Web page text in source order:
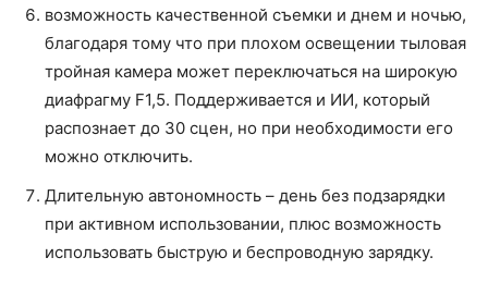
возможность качественной съемки и днем и ночью,
благодаря тому что при плохом освещении тыловая
тройная камера может переключаться на широкую
диафрагму F1,5. Поддерживается и ИИ, который
распознает до 30 сцен, но при необходимости его
можно отключить.
Длительную автономность – день без подзарядки
при активном использовании, плюс возможность
использовать быструю и беспроводную зарядку.